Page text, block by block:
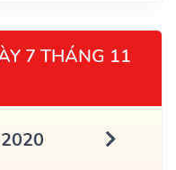
7 THÁNG 11